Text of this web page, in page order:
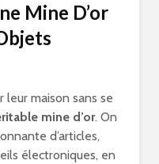
Mine D’or
leur maison sans se
mine d’or. On
d’articles,
électroniques, en